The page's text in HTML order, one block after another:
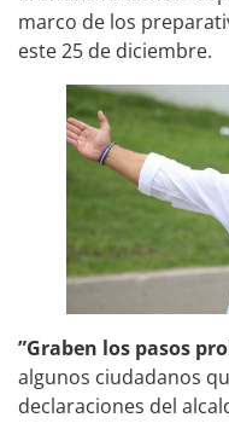
marco de los
este 25 de diciembre.
”Graben los pasos
algunos ciudadanos
declaraciones del